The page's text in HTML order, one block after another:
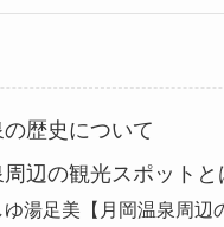
の歴史について
周辺の観光スポットと
ゆ湯足美【月岡温泉周辺